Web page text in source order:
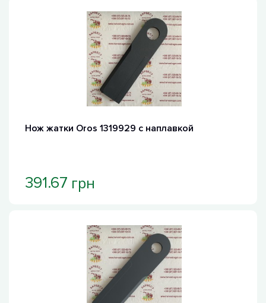
Нож жатки Oros 1319929 с наплавкой
391.67 грн